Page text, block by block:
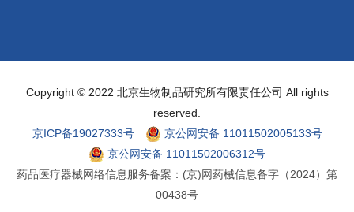
Copyright © 2022 北京生物制品研究所有限责任公司 All rights
reserved.
京ICP备19027333号
京公网安备 11011502005133号
京公网安备 11011502006312号
药品医疗器械网络信息服务备案：(京)网药械信息备字（2024）第
00438号